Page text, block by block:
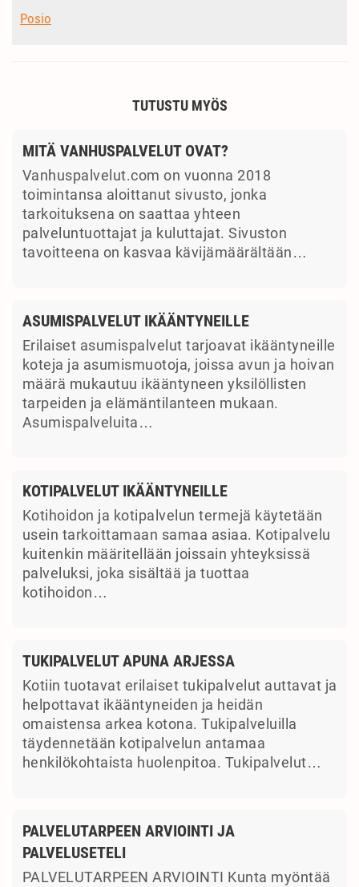
Posio
TUTUSTU MYÖS
MITÄ VANHUSPALVELUT OVAT?
Vanhuspalvelut.com on vuonna 2018
toimintansa aloittanut sivusto, jonka
tarkoituksena on saattaa yhteen
palveluntuottajat ja kuluttajat. Sivuston
tavoitteena on kasvaa kävijämäärältään…
ASUMISPALVELUT IKÄÄNTYNEILLE
Erilaiset asumispalvelut tarjoavat ikääntyneille
koteja ja asumismuotoja, joissa avun ja hoivan
määrä mukautuu ikääntyneen yksilöllisten
tarpeiden ja elämäntilanteen mukaan.
Asumispalveluita…
KOTIPALVELUT IKÄÄNTYNEILLE
Kotihoidon ja kotipalvelun termejä käytetään
usein tarkoittamaan samaa asiaa. Kotipalvelu
kuitenkin määritellään joissain yhteyksissä
palveluksi, joka sisältää ja tuottaa
kotihoidon…
TUKIPALVELUT APUNA ARJESSA
Kotiin tuotavat erilaiset tukipalvelut auttavat ja
helpottavat ikääntyneiden ja heidän
omaistensa arkea kotona. Tukipalveluilla
täydennetään kotipalvelun antamaa
henkilökohtaista huolenpitoa. Tukipalvelut…
PALVELUTARPEEN ARVIOINTI JA
PALVELUSETELI
PALVELUTARPEEN ARVIOINTI Kunta myöntää